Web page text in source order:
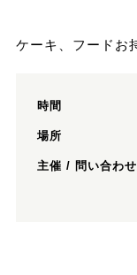
ケーキ、フードお
時間
場所
主催 / 問い合わ